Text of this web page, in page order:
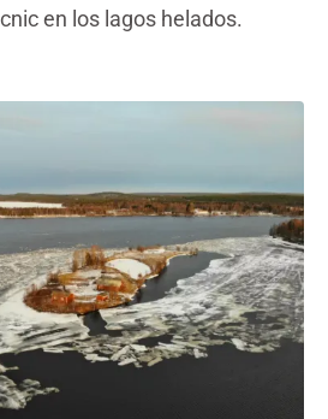
en los lagos helados.